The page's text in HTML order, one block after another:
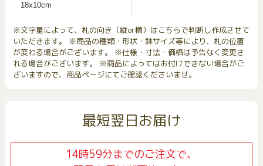
18x10cm
※文字量によって、札の向き（縦or横）はこちらで判断し作成させて
いただきます。 ※商品の種類・形状・鉢サイズ等により、札の位置
が変わる場合がございます。 ※仕様・寸法・価格は予告なく変更さ
れる場合がございます。 ※商品によってはお付けできない場合がご
ざいますので、商品ページにてご確認くださいませ。
最短翌日お届け
14時59分までのご注文で、